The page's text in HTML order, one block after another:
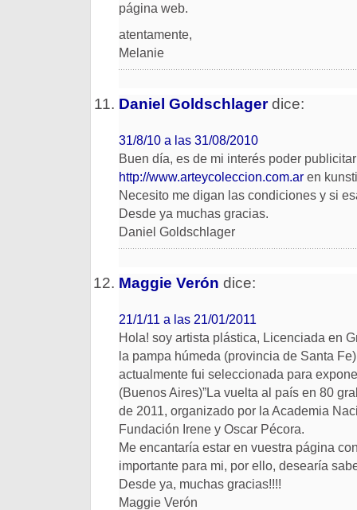
página web.
atentamente,
Melanie
Daniel Goldschlagerdice:
31/8/10 a las 31/08/2010
Buen día, es de mi interés poder
http://www.arteycoleccion.com.aren
Necesito me digan las condiciones y si
Desde ya muchas gracias.
Daniel Goldschlager
Maggie Verón dice:
21/1/11 a las 21/01/2011
Hola! soy artista plástica, Licenciada en
la pampa húmeda (provincia de Santa
actualmente fui seleccionada para
(Buenos Aires)”La vuelta al país en 80
de 2011, organizado por la Academia
Fundación Irene y Oscar Pécora.
Me encantaría estar en vuestra página
importante para mi, por ello, desearía
Desde ya, muchas gracias!!!!
Maggie Verón